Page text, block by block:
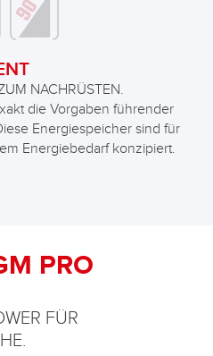
NACHRÜSTEN.
die Vorgaben führender
Energiespeicher sind für
Energiebedarf konzipiert.
PRO
FÜR
.